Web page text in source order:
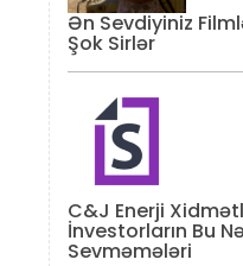
Ən Sevdiyiniz
Şok Sirlər
C&J Enerji
İnvestorların Bu
Sevməmələri